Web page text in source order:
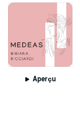
Aperçu